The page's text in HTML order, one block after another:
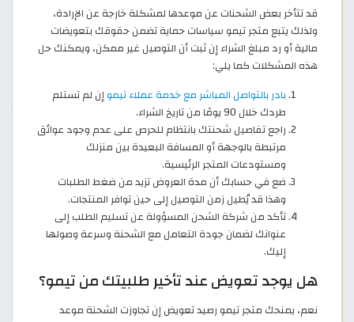
قد تتأخر بعض الشحنات عن موعدها لمشكلة خارجة عن الإرادة،
ولذلك يتبع متجر تيمو سياسات حماية تضمن حقوقك بتعويضات
مالية أو رد مبلغ الشراء إن ثبت أن التوصيل غير ممكن، ويمكنك حل
هذه المشكلات كما يلي:
بادر بالتواصل المباشر مع خدمة عملاء تيموإن لم تستلم
طردك خلال 90 يومًا من تاريخ الشراء.
راجع تفاصيل شحنتك بانتظام للحرص على عدم وجود عوائق
مرتبطة بالوجهة أو المسافة البعيدة بين منزلك
ومستودعات المتجر الرئيسية.
ضع في حسابك أن مدة العروض تزيد من ضغط الطلبات
وهذا قد يُطيل زمن التوصيل إلى حين توافر المنتجات.
تأكد من شركة الشحن المسؤولة عن تسليم الطلب إلى
عنوانك لضمان جودة التعامل مع الشحنة وسرعة وصولها
إليك.
هل يوجد تعويض عند تأخير طلبيتك من تيمو؟
نعم، يمنحك متجر تيمو رصيد تعويض إن تجاوزت الشحنة موعد